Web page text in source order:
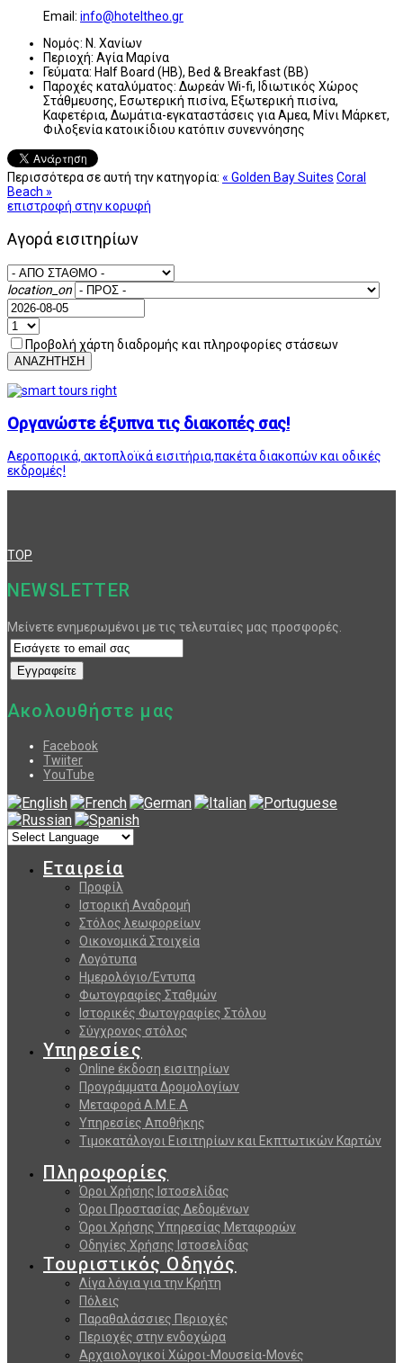
Email: info@hoteltheo.gr
Νομός: Ν. Χανίων
Περιοχή: Αγία Μαρίνα
Γεύματα: Half Board (HB), Bed & Breakfast (BB)
Παροχές καταλύματος: Δωρεάν Wi-fi, Ιδιωτικός Χώρος
Στάθμευσης, Εσωτερική πισίνα, Εξωτερική πισίνα,
Καφετέρια, Δωμάτια-εγκαταστάσεις για Αμεα, Μίνι Μάρκετ,
Φιλοξενία κατοικίδιου κατόπιν συνεννόησης
Περισσότερα σε αυτή την κατηγορία: « Golden Bay Suites Coral
Beach »
επιστροφή στην κορυφή
Αγορά εισιτηρίων
location_on
Προβολή χάρτη διαδρομής και πληροφορίες στάσεων
ΑΝΑΖΗΤΗΣΗ
Οργανώστε έξυπνα τις διακοπές σας!
Αεροπορικά, ακτοπλοϊκά εισιτήρια,πακέτα διακοπών και οδικές
εκδρομές!
TOP
NEWSLETTER
Μείνετε ενημερωμένοι με τις τελευταίες μας προσφορές.
Ακολουθήστε μας
Facebook
Twiiter
YouTube
Εταιρεία
Προφίλ
Ιστορική Αναδρομή
Στόλος λεωφορείων
Οικονομικά Στοιχεία
Λογότυπα
Ημερολόγιο/Εντυπα
Φωτογραφίες Σταθμών
Ιστορικές Φωτογραφίες Στόλου
Σύγχρονος στόλος
Υπηρεσίες
Online έκδοση εισιτηρίων
Προγράμματα Δρομολογίων
Μεταφορά Α.Μ.Ε.Α
Υπηρεσίες Αποθήκης
Τιμοκατάλογοι Εισιτηρίων και Εκπτωτικών Καρτών
Πληροφορίες
Όροι Χρήσης Ιστοσελίδας
Όροι Προστασίας Δεδομένων
Όροι Χρήσης Υπηρεσίας Μεταφορών
Οδηγίες Χρήσης Ιστοσελίδας
Τουριστικός Οδηγός
Λίγα λόγια για την Κρήτη
Πόλεις
Παραθαλάσσιες Περιοχές
Περιοχές στην ενδοχώρα
Αρχαιολογικοί Χώροι-Μουσεία-Μονές